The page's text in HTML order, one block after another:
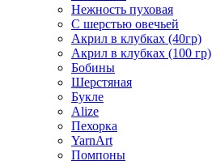
Нежность пуховая
С шерстью овечьей
Акрил в клубках (40гр)
Акрил в клубках (100 гр)
Бобины
Шерстяная
Букле
Alize
Пехорка
YarnArt
Помпоны